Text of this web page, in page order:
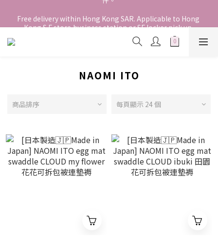
件。
Kong S.F store,business station or SF locker pick up.
WE SHIP INTERNATIONALLY. INTERNATIONAL SHIPPING
STARTING FROM HKD280/3KG.
件。
NAOMI ITO
商品排序 每頁顯示 24 個